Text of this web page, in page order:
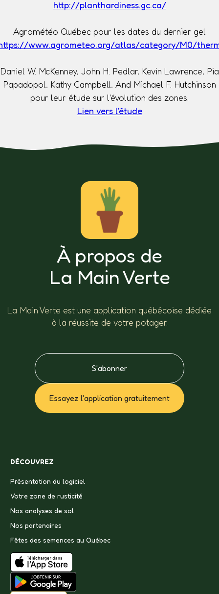
http://planthardiness.gc.ca/
Agrométéo Québec pour les dates du dernier gel
www.agrometeo.org/atlas/category/M0/
Daniel W. McKenney, John H. Pedlar, Kevin Lawrence, Pia
Papadopol, Kathy Campbell, And Michael F. Hutchinson
pour leur étude sur l'évolution des zones.
Lien vers l'étude
À propos de
La Main Verte
La Main Verte est une application québécoise dédiée
à la réussite de votre potager.
S'abonner
Essayez l'application gratuitement
DÉCOUVREZ
Présentation du logiciel
Votre zone de rusticité
Nos analyses de sol
Nos partenaires
Fêtes des semences au Québec